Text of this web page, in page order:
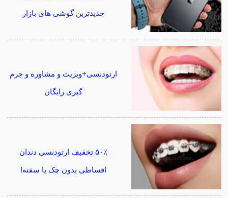
جدیدترین گوشی های بازار
ارتودنسی+ویزیت و مشاوره و جرم
گیری رایگان
۵۰٪ تخفیف ارتودنسی دندان
اقساطی بدون چک یا سفته!